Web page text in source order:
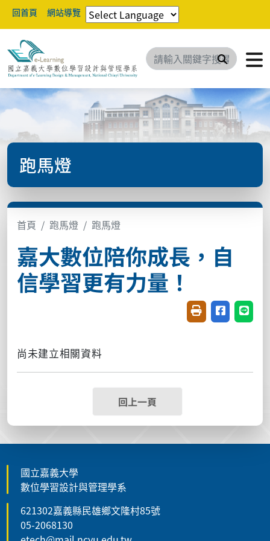
回首頁 網站導覽
搜尋
跑馬燈
首頁 跑馬燈 跑馬燈
嘉大數位陪你成長，自
信學習更有力量！
友善列印(開新視
分享至臉書
分享
尚未建立相關資料
回上一頁
國立嘉義大學
數位學習設計與管理學系
621302嘉義縣民雄鄉文隆村85號
05-2068130